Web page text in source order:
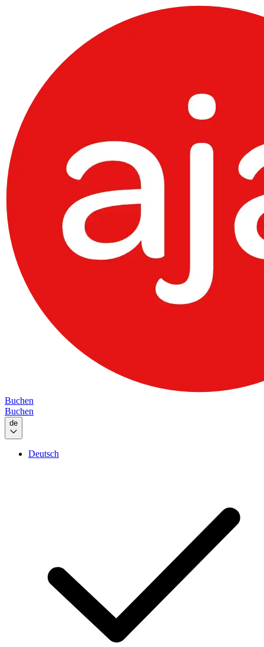
Buchen
Buchen
de
Deutsch